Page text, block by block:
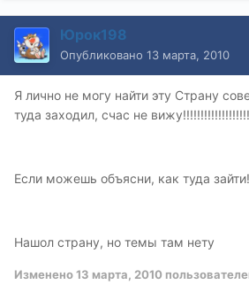
Юрок198
Опубликовано 13 марта, 2010
Я лично не могу найти эту Страну
туда заходил, счас не
Если можешь объясни, как туда
Нашол страну, но темы там нету
Изменено13 марта, 2010